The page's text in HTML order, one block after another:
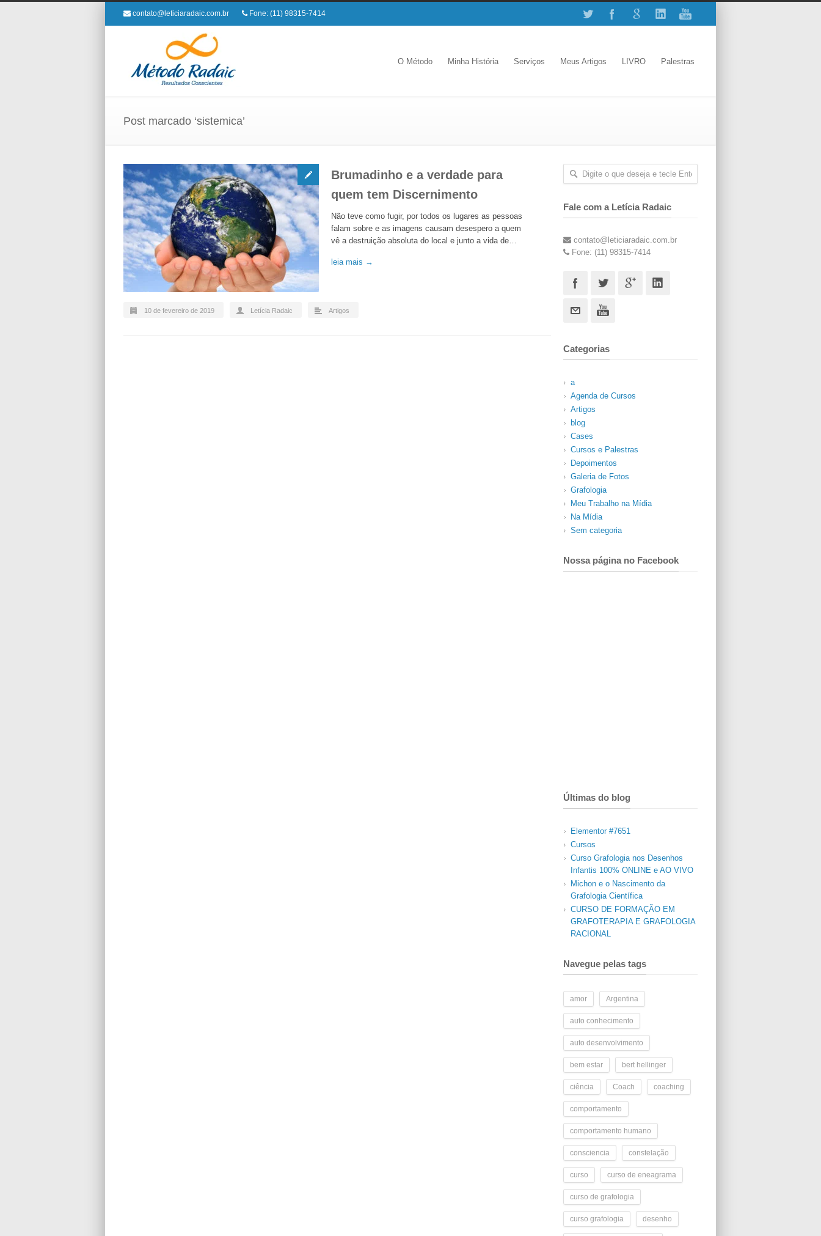
contato@leticiaradaic.com.br Fone: (11) 98315-7414
O Método Minha História Serviços Meus Artigos LIVRO Palestras
Post marcado ‘sistemica’
Brumadinho e a verdade para
quem tem Discernimento
Não teve como fugir, por todos os lugares as pessoas
falam sobre e as imagens causam desespero a quem
vê a destruição absoluta do local e junto a vida de…
leia mais →
10 de fevereiro de 2019 Letícia Radaic Artigos
Fale com a Letícia Radaic
contato@leticiaradaic.com.br
Fone: (11) 98315-7414
Categorias
a
Agenda de Cursos
Artigos
blog
Cases
Cursos e Palestras
Depoimentos
Galeria de Fotos
Grafologia
Meu Trabalho na Mídia
Na Mídia
Sem categoria
Nossa página no Facebook
Últimas do blog
Elementor #7651
Cursos
Curso Grafologia nos Desenhos
Infantis 100% ONLINE e AO VIVO
Michon e o Nascimento da
Grafologia Científica
CURSO DE FORMAÇÃO EM
GRAFOTERAPIA E GRAFOLOGIA
RACIONAL
Navegue pelas tags
amor Argentina
auto conhecimento
auto desenvolvimento
bem estar bert hellinger
ciência Coach coaching
comportamento
comportamento humano
consciencia constelação
curso curso de eneagrama
curso de grafologia
curso grafologia desenho